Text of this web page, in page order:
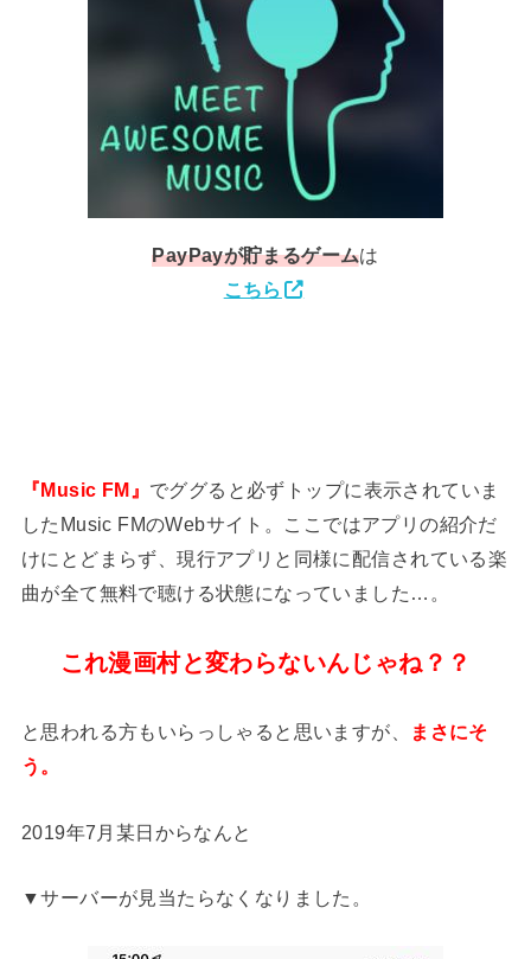
PayPayが貯まるゲームは
こちら
『Music FM』 でググると必ずトップに表示されていま
したMusic FMのWebサイト。ここではアプリの紹介だ
けにとどまらず、現行アプリと同様に配信されている楽
曲が全て無料で聴ける状態になっていました…。
これ漫画村と変わらないんじゃね？？
と思われる方もいらっしゃると思いますが、
まさにそ
う。
2019年7月某日からなんと
▼サーバーが見当たらなくなりました。